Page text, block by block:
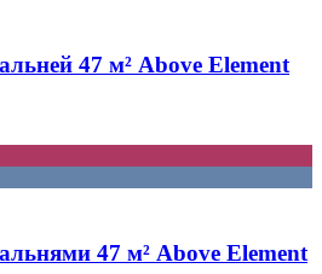
47 м² Above Element
47 м² Above Element